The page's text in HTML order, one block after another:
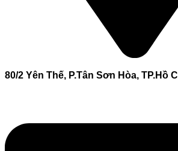
80/2 Yên Thế, P.Tân Sơn Hòa, TP.Hồ